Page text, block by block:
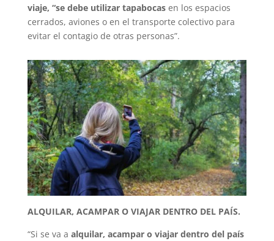
viaje, “se debe utilizar tapabocasen los espacios
cerrados, aviones o en el transporte colectivo para
evitar el contagio de otras personas”.
ALQUILAR, ACAMPAR O VIAJAR DENTRO DEL PAÍS.
“Si se va a alquilar, acampar o viajar dentro del país